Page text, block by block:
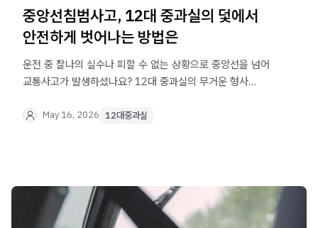
중앙선침범사고, 12대 중과실의 덫에서
안전하게 벗어나는 방법은
운전 중 찰나의 실수나 피할 수 없는 상황으로 중앙선을 넘어
교통사고가 발생하셨나요? 12대 중과실의 무거운 형사
블랙박스 증거 수집과 형사 합의 및 공탁 전략까지. 법무법인
May 16, 2026 12대중과실